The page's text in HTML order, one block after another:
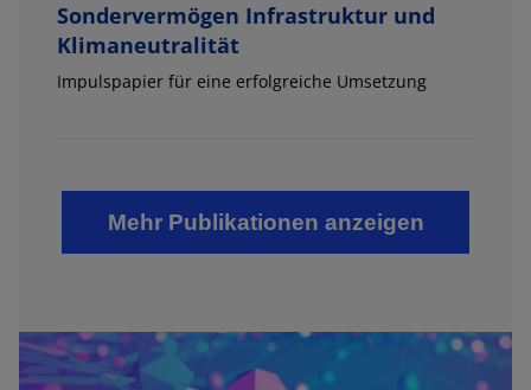
Sondervermögen Infrastruktur und
Klimaneutralität
Impulspapier für eine erfolgreiche Umsetzung
Mehr Publikationen anzeigen